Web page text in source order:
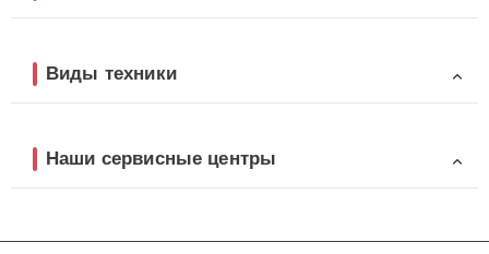
Виды техники
Наши сервисные центры